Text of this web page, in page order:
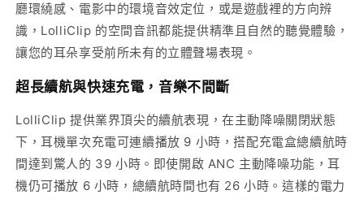
廳環繞感、電影中的環境音效定位，或是遊戲裡的方向辨
識，LolliClip 的空間音訊都能提供精準且自然的聽覺體驗，
讓您的耳朵享受前所未有的立體聲場表現。
超長續航與快速充電，音樂不間斷
LolliClip 提供業界頂尖的續航表現，在主動降噪關閉狀態
下，耳機單次充電可連續播放 9 小時，搭配充電盒總續航時
間達到驚人的 39 小時。即使開啟 ANC 主動降噪功能，耳
機仍可播放 6 小時，總續航時間也有 26 小時。這樣的電力